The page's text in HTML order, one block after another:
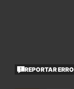
REPORTAR ERRO